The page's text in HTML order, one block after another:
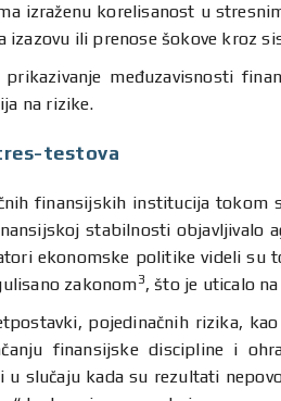
izraženu korelisanost u
ili prenose šokove kroz
međuzavisnosti
na rizike.
testova
finansijskih institucija
stabilnosti objavljivalo
ekonomske politike videli su
zakonom3, što je uticalo
pojedinačnih rizika,
finansijske discipline i
slučaju kada su rezultati